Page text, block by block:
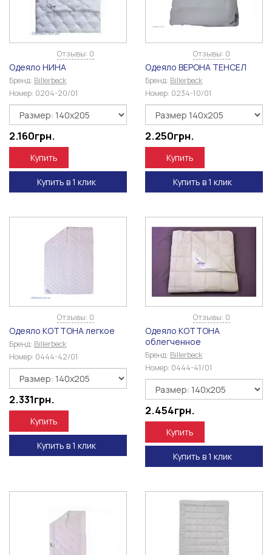
Отзывы: 0
Одеяло НИНА
Бренд: Billerbeck
Номер: 0204-20/01
2.160грн.
Купить
Купить в 1 клик
Отзывы: 0
Одеяло ВЕРОНА ТЕНСЕЛ
Бренд: Billerbeck
Номер: 0234-10/01
2.250грн.
Купить
Купить в 1 клик
Отзывы: 0
Одеяло КОТТОНА легкое
Бренд: Billerbeck
Номер: 0444-42/01
2.331грн.
Купить
Купить в 1 клик
Отзывы: 0
Одеяло КОТТОНА
облегченное
Бренд: Billerbeck
Номер: 0444-41/01
2.454грн.
Купить
Купить в 1 клик